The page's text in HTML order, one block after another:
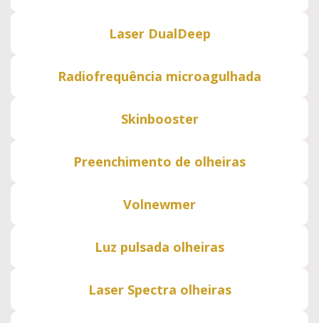
Laser DualDeep
Radiofrequência microagulhada
Skinbooster
Preenchimento de olheiras
Volnewmer
Luz pulsada olheiras
Laser Spectra olheiras